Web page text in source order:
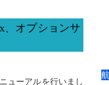
、オプションサ
ューアルを行いまし